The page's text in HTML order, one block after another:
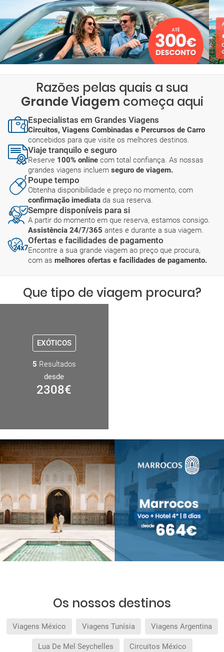
Razões pelas quais a sua
Grande Viagem começa aqui
Especialistas em Grandes Viagens
Circuitos, Viagens Combinadas e Percursos de Carro
concebidos para que visite os melhores destinos.
Viaje tranquilo e seguro
Reserve 100% online com total confiança. As nossas
grandes viagens incluem seguro de viagem.
Poupe tempo
Obtenha disponibilidade e preço no momento, com
confirmação imediata da sua reserva.
Sempre disponíveis para si
A partir do momento em que reserva, estamos consigo.
Assistência 24/7/365 antes e durante a sua viagem.
Ofertas e facilidades de pagamento
Encontre a sua grande viagem ao preço que procura,
com as melhores ofertas e facilidades de pagamento.
Que tipo de viagem procura?
EXÓTICOS
5 Resultados
desde
2308€
Os nossos destinos
Viagens México Viagens Tunísia Viagens Argentina
Lua De Mel Seychelles Circuitos México